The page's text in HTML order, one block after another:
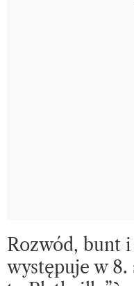
Rozwód, bunt
występuje w 8.